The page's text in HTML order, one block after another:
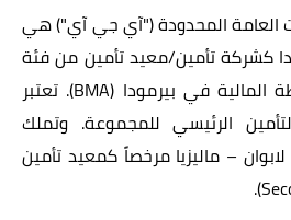
العامة المحدودة ("آي جي آي") هي
كشركة تأمين/معيد تأمين من فئة
المالية في بيرمودا (BMA). تعتبر
الرئيسي للمجموعة. وتملك
– ماليزيا مرخصاً كمعيد تأمين
).